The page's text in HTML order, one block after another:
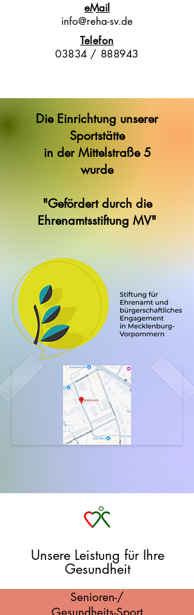
eMail
info@reha-sv.de
Telefon
03834 / 888943
Die Einrichtung unserer
Sportstätte
in der Mittelstraße 5
wurde
"Gefördert durch die
Ehrenamtsstiftung MV"
Unsere Leistung für Ihre
Gesundheit
Senioren-/